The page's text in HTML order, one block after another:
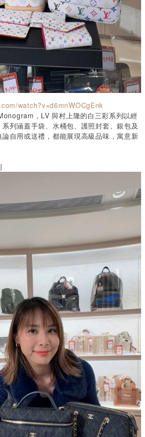
watch?v=d6mnWOCgEnk
， LV與村上隆的白三彩系列以經
列涵蓋手袋、水桶包、護照封套、銀包及
自用或送禮，都能展現高級品味，寓意新